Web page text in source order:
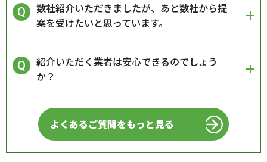
数社紹介いただきましたが、あと数社から提
案を受けたいと思っています。
紹介いただく業者は安心できるのでしょう
か？
よくあるご質問をもっと見る